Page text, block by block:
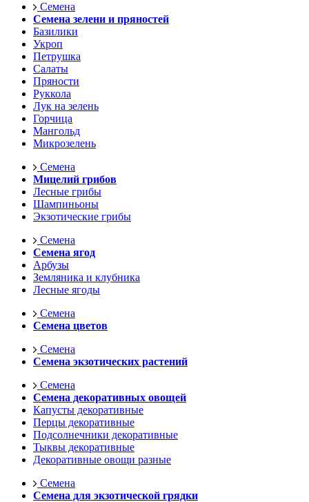
Семена
Семена зелени и пряностей
Базилики
Укроп
Петрушка
Салаты
Пряности
Руккола
Лук на зелень
Горчица
Мангольд
Микрозелень
Семена
Мицелий грибов
Лесные грибы
Шампиньоны
Экзотические грибы
Семена
Семена ягод
Арбузы
Земляника и клубника
Лесные ягоды
Семена
Семена цветов
Семена
Семена экзотических растений
Семена
Семена декоративных овощей
Капусты декоративные
Перцы декоративные
Подсолнечники декоративные
Тыквы декоративные
Декоративные овощи разные
Семена
Семена для экзотической грядки